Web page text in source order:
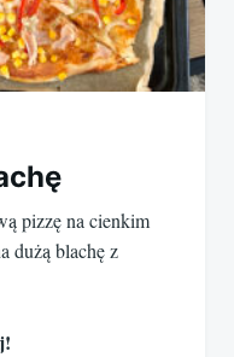
pizzę na cienkim
dużą blachę z